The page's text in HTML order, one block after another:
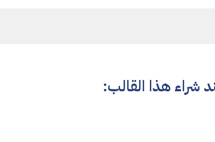
شراء هذا القالب: